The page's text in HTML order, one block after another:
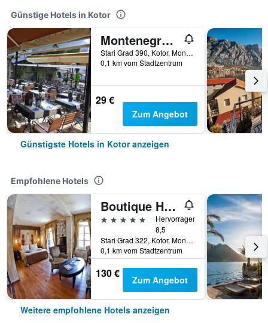
Günstige Hotels in Kotor
Montenegro Backpackers Home Kotor
Stari Grad 390, Kotor, Montenegro
0,1 km vom Stadtzentrum
29 €
Zum Angebot
Günstigste Hotels in Kotor anzeigen
Empfohlene Hotels
Boutique Hotel Astoria Kotor
5 Sterne
Hervorragend
8,5
Stari Grad 322, Kotor, Montenegro
0,1 km vom Stadtzentrum
130 € Zum Angebot
Weitere empfohlene Hotels anzeigen